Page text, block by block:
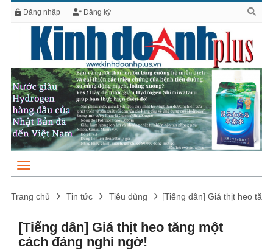
Đăng nhập Đăng ký
Trang chủ Tin tức Tiêu dùng [Tiếng dân] Giá thịt heo
[Tiếng dân] Giá thịt heo tăng một
cách đáng nghi ngờ!